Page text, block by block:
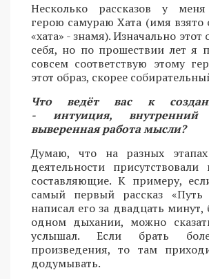
Несколько рассказов у
герою самураю Хата (имя взято
«хата» - знамя). Изначально этот
себя, но по прошествии лет я
совсем соответствую этому
этот образ, скорее
Что ведёт вас к
- интуиция,
выверенная работа мысли?
Думаю, что на разных этапах
деятельности
составляющие. К примеру,
самый первый рассказ
написал его за двадцать минут,
одном дыхании, можно
услышал. Если брать
произведения, то там
додумывать.